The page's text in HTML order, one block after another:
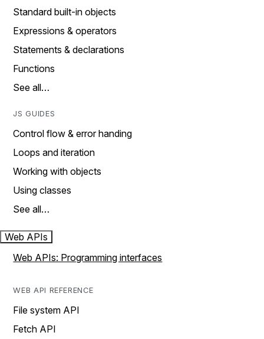
Standard built-in objects
Expressions & operators
Statements & declarations
Functions
See all…
JS GUIDES
Control flow & error handing
Loops and iteration
Working with objects
Using classes
See all…
Web APIs
Web APIs: Programming interfaces
WEB API REFERENCE
File system API
Fetch API